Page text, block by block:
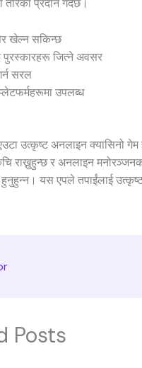
प्रदान गर्दछ।
खेल्न सकिन्छ
जित्ने अवसर
सरल
उपलब्ध
उत्कृष्ट अनलाइन क्यासिनो
राख्नुहुन्छ र अनलाइन
हुनुहुन्न। यस एपले तपाईंलाई
Posts